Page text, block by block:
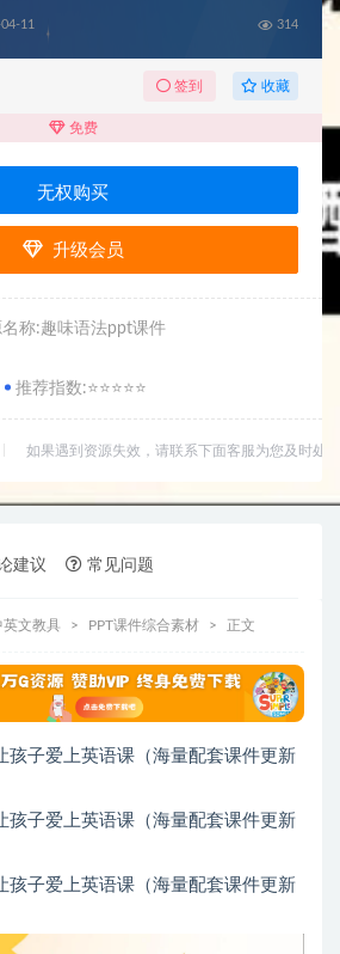
11 314
签到 收藏
免费
无权购买
升级会员
名称:趣味语法ppt课件
推荐指数:⭐⭐⭐⭐⭐
如果遇到资源失效，请联系下面客服为您及时处理
建议 常见问题
英文教具 PPT课件综合素材 正文
孩子爱上英语课（海量配套课件更新
孩子爱上英语课（海量配套课件更新
孩子爱上英语课（海量配套课件更新